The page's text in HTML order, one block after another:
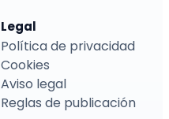
Legal
Política de privacidad
Cookies
Aviso legal
Reglas de publicación